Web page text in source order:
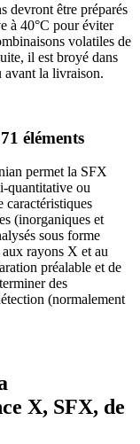
devront être préparés
à 40°C pour éviter
volatiles de
il est broyé dans
avant la livraison.
éléments
permet la SFX
quantitative ou
caractéristiques
(inorganiques et
sous forme
rayons X et au
préalable et de
des
(normalement
X, SFX, de